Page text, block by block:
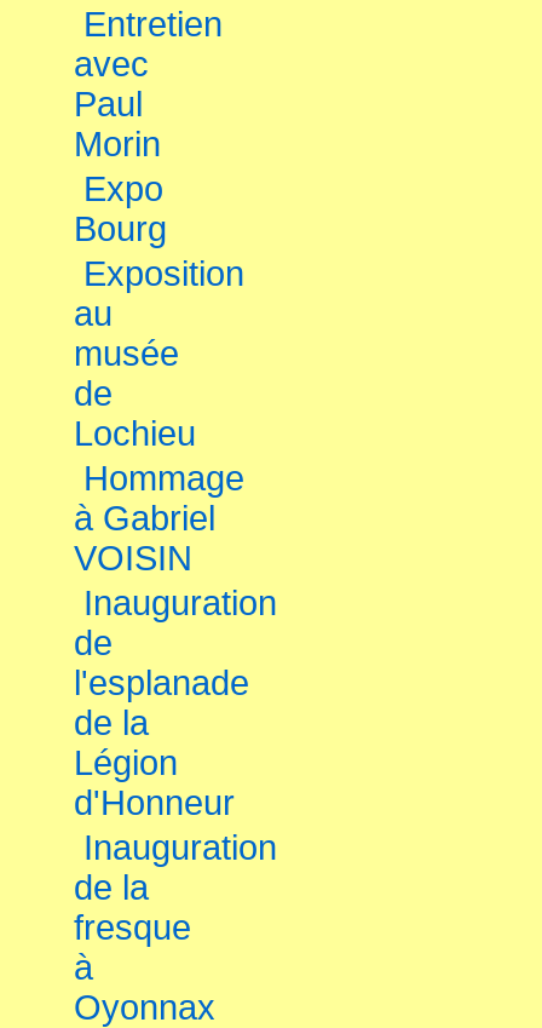
Entretien
avec
Paul
Morin
Expo
Bourg
Exposition
au
musée
de
Lochieu
Hommage
à Gabriel
VOISIN
Inauguration
de
l'esplanade
de la
Légion
d'Honneur
Inauguration
de la
fresque
à
Oyonnax